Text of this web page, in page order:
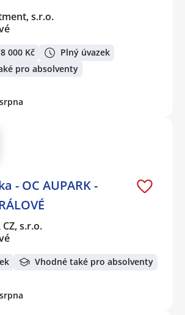
s.r.o.
000 Kč
Plný úvazek
pro absolventy
- OC AUPARK -
CZ, s.r.o.
Vhodné také pro absolventy